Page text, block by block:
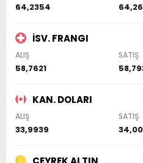
64,2354
İSV. FRANGI
ALIŞ SATIŞ
58,7621
KAN. DOLARI
ALIŞ SATIŞ
33,9939